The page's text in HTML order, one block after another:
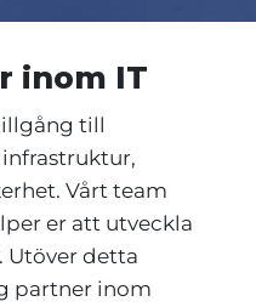
inom IT
till
Vårt team
er att utveckla
Utöver detta
partner inom